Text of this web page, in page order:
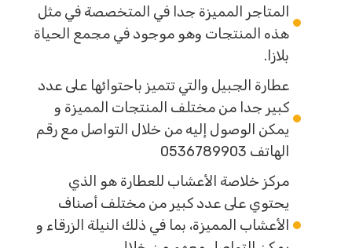
المتاجر المميزة جدا في المتخصصة في مثل
هذه المنتجات وهو موجود في مجمع الحياة
بلازا.
عطارة الجبيل والتي تتميز باحتوائها على عدد
كبير جدا من مختلف المنتجات المميزة و
يمكن الوصول إليه من خلال التواصل مع رقم
الهاتف 0536789903
مركز خلاصة الأعشاب للعطارة هو الذي
يحتوي على عدد كبير من مختلف أصناف
الأعشاب المميزة، بما في ذلك النيلة الزرقاء و